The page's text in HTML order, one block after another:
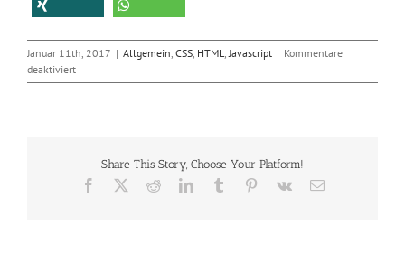
Januar 11th, 2017 | Allgemein CSS HTML Javascript | Kommentare
deaktiviertfür
Das
Share This Story, Choose Your Platform!
Facebook RedditLinkedInTumblr Pinterest
Vk
E-